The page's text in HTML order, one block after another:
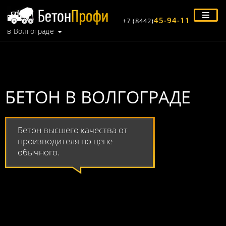
в Волгограде
+7 (8442)45-94-11
БЕТОН В ВОЛГОГРАДЕ
Бетон высшего качества от
производителя по цене
обычного.